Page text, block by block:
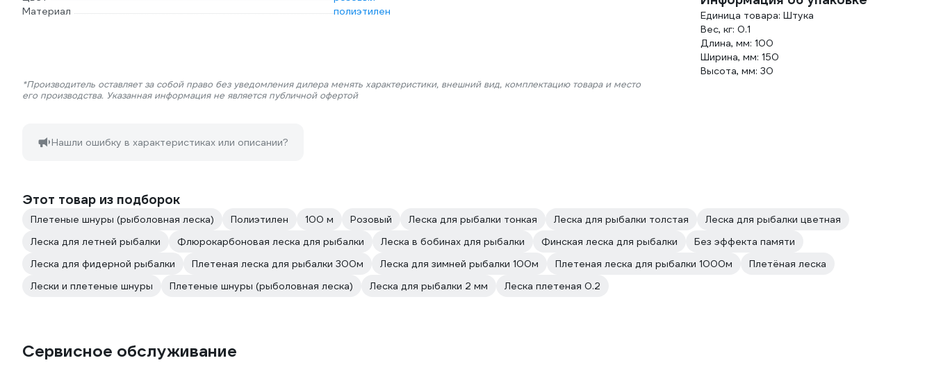
Материал
полиэтилен
*Производитель оставляет за собой право без уведомления дилера менять характеристики, внешний вид, комплектацию товара и место
его производства. Указанная информация не является публичной офертой
Нашли ошибку в характеристиках или описании?
Единица товара: Штука
Вес, кг: 0.1
Длина, мм: 100
Ширина, мм: 150
Высота, мм: 30
Этот товар из подборок
Плетеные шнуры (рыболовная леска) Полиэтилен 100 м Розовый Леска для рыбалки тонкая Леска для рыбалки толстая
Леска для рыбалки цветная
Леска для летней рыбалки
Флюрокарбоновая леска для рыбалки Леска в бобинах для рыбалки Финская леска для рыбалки
Без эффекта памяти
Леска для фидерной рыбалки
Плетeная леска для рыбалки 300м Леска для зимней рыбалки 100м Плетeная леска для рыбалки 1000м
Плетёная леска
Лески и плетеные шнуры
Плетеные шнуры (рыболовная леска) Леска для рыбалки 2 мм Леска плетеная 0.2
Сервисное обслуживание